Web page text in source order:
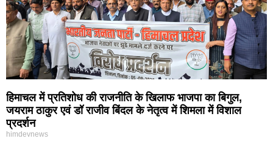
हिमाचल में प्रतिशोध की राजनीति के खिलाफ भाजपा का बिगुल,
जयराम ठाकुर एवं डॉ राजीव बिंदल के नेतृत्व में शिमला में विशाल
प्रदर्शन
himdevnews